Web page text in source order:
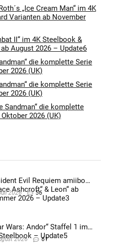
„Ice Cream Man“ im 4K
Varianten ab November
II“ im 4K Steelbook &
August 2026 – Update6
die komplette Serie
2026 (UK)
die komplette Serie
2026 (UK)
Sandman“ die komplette
2026 (UK)
Evil Requiem amiibo
Ashcroft“ & Leon“ ab
2026 – Update3
2026 56
Wars: Andor“ Staffel 1 im
– Update5
2026 61